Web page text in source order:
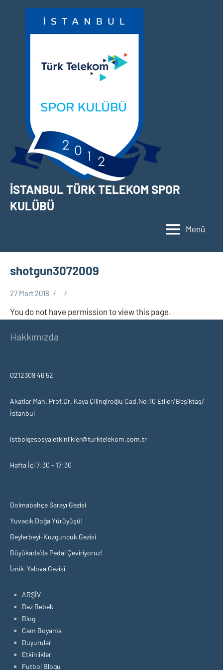
İSTANBUL TÜRK TELEKOM SPOR
KULÜBÜ
Menü
shotgun3072009
27 Mart 2018
You do not have permission to view this page.
Hakkımızda
0212309 46 52
Akatlar Mah. Prof.Dr. Kaya Çilingiroğlu Cad.No:10 Etiler/Beşiktaş/
İstanbul
istbolgesosyaletkinlikler@turktelekom.com.tr
Hafta İçi 7:30 - 17:30
Dolmabahçe Sarayı Gezisi
Yuvacık Doğa Yürüyüşü!
Beylerbeyi-Kuzguncuk Gezisi
Büyükada’da Pedal Çeviriyoruz!
İznik-Yalova Gezisi
ARŞİV
Bez Bebek
Blog
Cam Boyama
Duyurular
Etkinlikler
Futbol Blogu